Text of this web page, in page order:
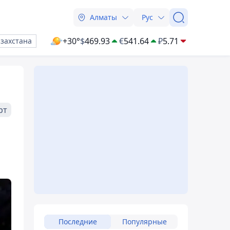
Алматы Рус
+30°$469.93 €541.64 ₽5.71
Последние Популярные